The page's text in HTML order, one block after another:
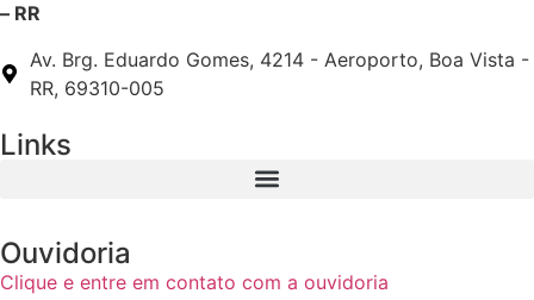
– RR
Av. Brg. Eduardo Gomes, 4214 - Aeroporto, Boa Vista -
RR, 69310-005
Links
Ouvidoria
Clique e entre em contato com a ouvidoria